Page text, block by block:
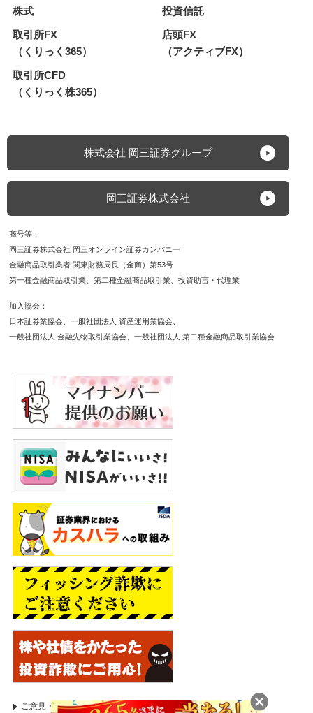
株式
投資信託
取引所FX
（くりっく365）
店頭FX
（アクティブFX）
取引所CFD
（くりっく株365）
株式会社 岡三証券グループ
岡三証券株式会社
商号等
岡三証券株式会社 岡三オンライン証券カンパニー
金融商品取引業者 関東財務局長（金商）第53号
第一種金融商品取引業
第二種金融商品取引業 投資助言・代理業
加入協会
日本証券業協会
一般社団法人 資産運用業協会
一般社団法人 金融先物取引業協会
一般社団法人 第二種金融商品取引業協会
ご意見・苦情等のお申出 証券取引等監視委員会